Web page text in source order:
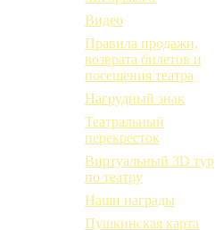
Видео
Правила продажи,
возврата билетов и
посещения театра
Нагрудный знак
Театральный
перекресток
Виртуальный 3D тур
по театру
Наши награды
Пушкинская карта